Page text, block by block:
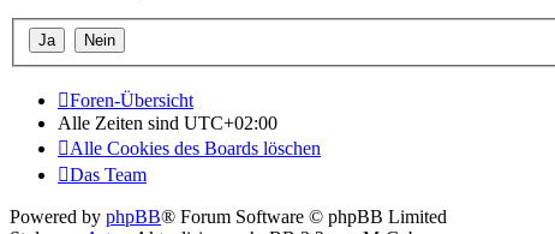
Foren-Übersicht
Alle Zeiten sind UTC+02:00
Alle Cookies des Boards löschen
Das Team
Powered by phpBB® Forum Software © phpBB Limited